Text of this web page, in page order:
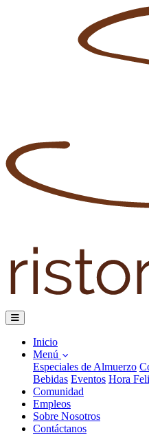
Inicio
Menú
Especiales de Almuerzo
Bebidas Eventos Hora
Comunidad
Empleos
Sobre Nosotros
Contáctanos